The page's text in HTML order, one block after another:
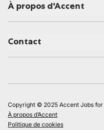
À propos d'Accent
Contact
Copyright © 2025 Accent Jobs for
À propos d’Accent
Politique de cookies